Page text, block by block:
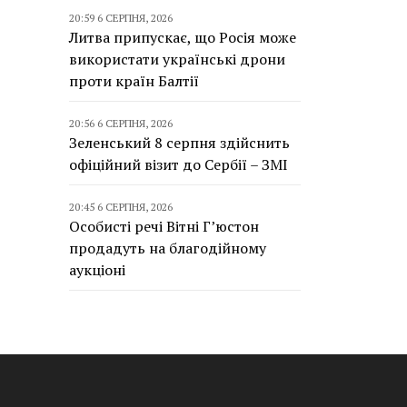
20:59 6 СЕРПНЯ, 2026
Литва припускає, що Росія може
використати українські дрони
проти країн Балтії
20:56 6 СЕРПНЯ, 2026
Зеленський 8 серпня здійснить
офіційний візит до Сербії – ЗМІ
20:45 6 СЕРПНЯ, 2026
Особисті речі Вітні Г’юстон
продадуть на благодійному
аукціоні